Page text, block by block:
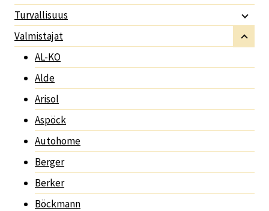
Turvallisuus
Valmistajat
AL-KO
Alde
Arisol
Aspöck
Autohome
Berger
Berker
Böckmann